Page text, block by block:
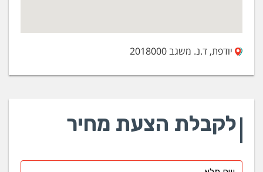
יודפת, ד.נ. משגב 2018000
לקבלת הצעת מחיר